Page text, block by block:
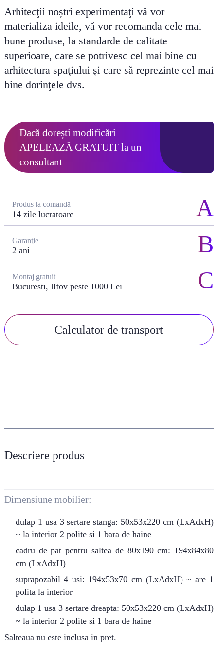
Arhitecţii noștri experimentaţi vă vor
materializa ideile, vă vor recomanda cele mai
bune produse, la standarde de calitate
superioare, care se potrivesc cel mai bine cu
arhitectura spaţiului și care să reprezinte cel mai
bine dorinţele dvs.
Dacă dorești modificări
APELEAZĂ GRATUITla un
consultant
Produs la comandă
14 zile lucratoare
Garanţie
2 ani
Montaj gratuit
Bucuresti, Ilfov peste 1000 Lei
Calculator de transport
Descriere produs
Dimensiune mobilier:
dulap 1 usa 3 sertare stanga: 50x53x220 cm (LxAdxH)
~ la interior 2 polite si 1 bara de haine
cadru de pat pentru saltea de 80x190 cm: 194x84x80
cm (LxAdxH)
suprapozabil 4 usi: 194x53x70 cm (LxAdxH) ~ are 1
polita la interior
dulap 1 usa 3 sertare dreapta: 50x53x220 cm (LxAdxH)
~ la interior 2 polite si 1 bara de haine
Salteaua nu este inclusa in pret.